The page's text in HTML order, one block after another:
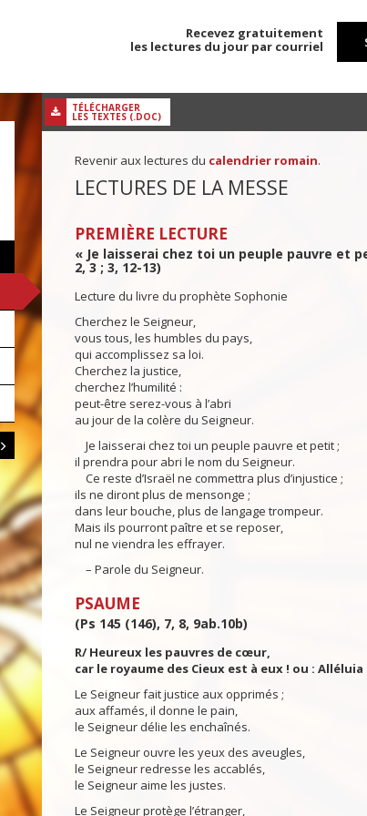
Recevez gratuitement
les lectures du jour par courriel
TÉLÉCHARGER
LES TEXTES (.DOC)
Revenir aux lectures du calendrier romain.
LECTURES DE LA MESSE
PREMIÈRE LECTURE
« Je laisserai chez toi un peuple pauvre et
2, 3 ; 3, 12-13)
Lecture du livre du prophète Sophonie
Cherchez le Seigneur,
vous tous, les humbles du pays,
qui accomplissez sa loi.
Cherchez la justice,
cherchez l’humilité :
peut-être serez-vous à l’abri
au jour de la colère du Seigneur.
Je laisserai chez toi un peuple pauvre et petit ;
il prendra pour abri le nom du Seigneur.
Ce reste d’Israël ne commettra plus d’injustice ;
ils ne diront plus de mensonge ;
dans leur bouche, plus de langage trompeur.
Mais ils pourront paître et se reposer,
nul ne viendra les effrayer.
– Parole du Seigneur.
PSAUME
(Ps 145 (146), 7, 8, 9ab.10b)
R/ Heureux les pauvres de cœur,
car le royaume des Cieux est à eux ! ou : Alléluia
Le Seigneur fait justice aux opprimés ;
aux affamés, il donne le pain,
le Seigneur délie les enchaînés.
Le Seigneur ouvre les yeux des aveugles,
le Seigneur redresse les accablés,
le Seigneur aime les justes.
Le Seigneur protège l’étranger,